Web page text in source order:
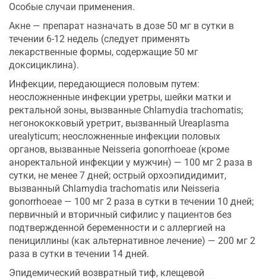
Особые случаи применения.
Акне — препарат назначать в дозе 50 мг в сутки в
течении 6-12 недель (следует применять
лекарственные формы, содержащие 50 мг
доксициклина).
Инфекции, передающиеся половым путем:
неосложненные инфекции уретры, шейки матки и
ректальной зоны, вызванные Chlamydia trachomatis;
негонококковый уретрит, вызванный Ureaplasma
urealyticum; неосложненные инфекции половых
органов, вызванные Neisseria gonorrhoeae (кроме
аноректальной инфекции у мужчин) — 100 мг 2 раза в
сутки, не менее 7 дней; острый орхоэпидидимит,
вызванный Chlamydia trachomatis или Neisseria
gonorrhoeae — 100 мг 2 раза в сутки в течении 10 дней;
первичный и вторичный сифилис у пациентов без
подтвержденной беременности и с аллергией на
пенициллины (как альтернативное лечение) — 200 мг 2
раза в сутки в течении 14 дней.
Эпидемический возвратный тиф, клещевой